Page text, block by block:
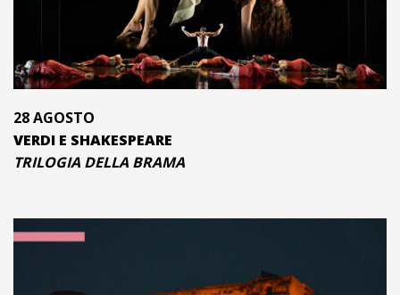
28 AGOSTO
VERDI E SHAKESPEARE
TRILOGIA DELLA BRAMA